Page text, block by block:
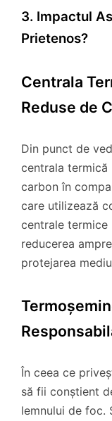
3. Impactul
Prietenos?
Centrala
Reduse de
Din punct de
centrala termică
carbon în
care utilizează
centrale
reducerea
protejarea
În ceea ce
să fii conștient
lemnului de foc.